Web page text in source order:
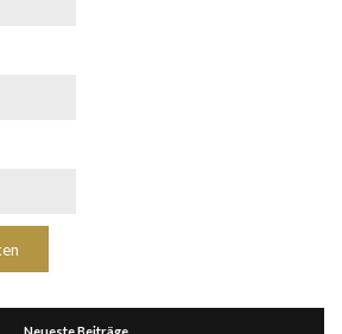
Neueste Beiträge